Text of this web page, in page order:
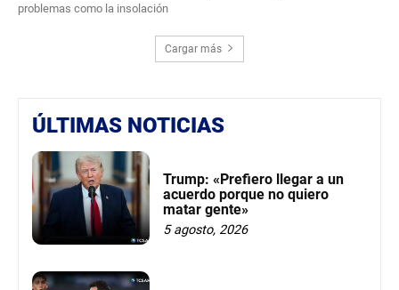
problemas como la insolación
Cargar más
ÚLTIMAS NOTICIAS
Trump: «Prefiero llegar a un
acuerdo porque no quiero
matar gente»
5 agosto, 2026